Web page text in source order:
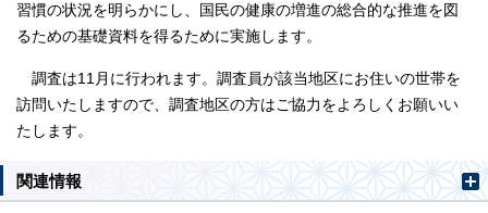
習慣の状況を明らかにし、国民の健康の増進の総合的な推進を図
るための基礎資料を得るために実施します。
調査は11月に行われます。調査員が該当地区にお住いの世帯を
訪問いたしますので、調査地区の方はご協力をよろしくお願いい
たします。
関連情報